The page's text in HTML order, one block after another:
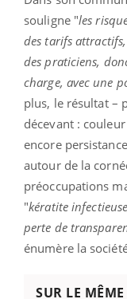
souligne "les
des tarifs
des praticiens,
charge, avec une
plus, le résultat –
décevant :
encore
autour de la
préoccupations
"kératite
perte de
énumère la
SUR LE